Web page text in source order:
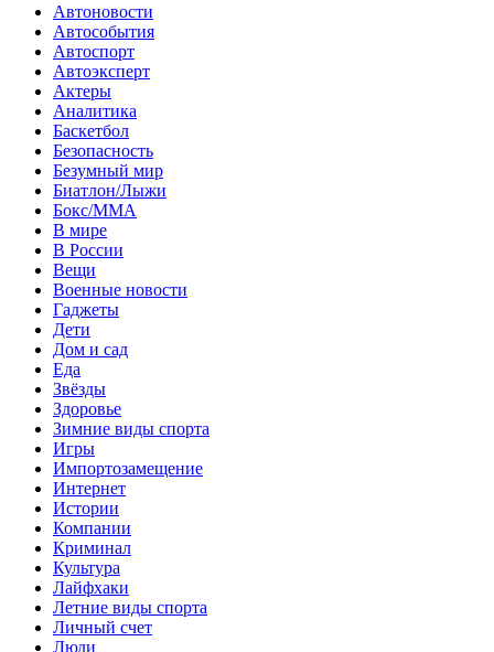
Автоновости
Автособытия
Автоспорт
Автоэксперт
Актеры
Аналитика
Баскетбол
Безопасность
Безумный мир
Биатлон/Лыжи
Бокс/MMA
В мире
В России
Вещи
Военные новости
Гаджеты
Дети
Дом и сад
Еда
Звёзды
Здоровье
Зимние виды спорта
Игры
Импортозамещение
Интернет
Истории
Компании
Криминал
Культура
Лайфхаки
Летние виды спорта
Личный счет
Люди